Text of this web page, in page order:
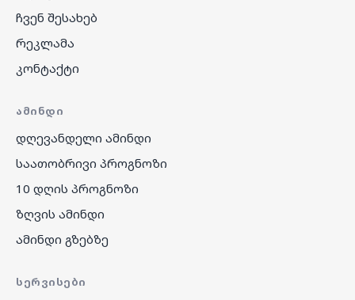
ჩვენ შესახებ
რეკლამა
კონტაქტი
ᲐᲛᲘᲜᲓᲘ
დღევანდელი ამინდი
საათობრივი პროგნოზი
10 დღის პროგნოზი
ზღვის ამინდი
ამინდი გზებზე
ᲡᲔᲠᲕᲘᲡᲔᲑᲘ